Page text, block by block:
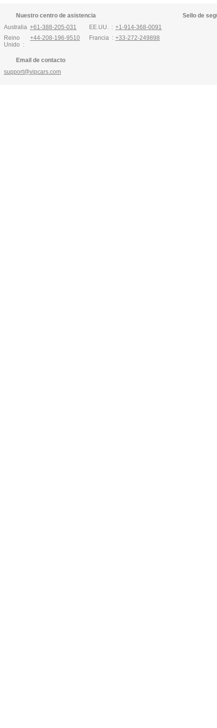
Nuestro centro de asistencia
Australia :+61-388-205-031
Reino
Unido :
+44-208-196-9510
EE.UU. : +1-914-368-0091
Francia : +33-272-249898
Email de contacto
support@vipcars.com
Sello de